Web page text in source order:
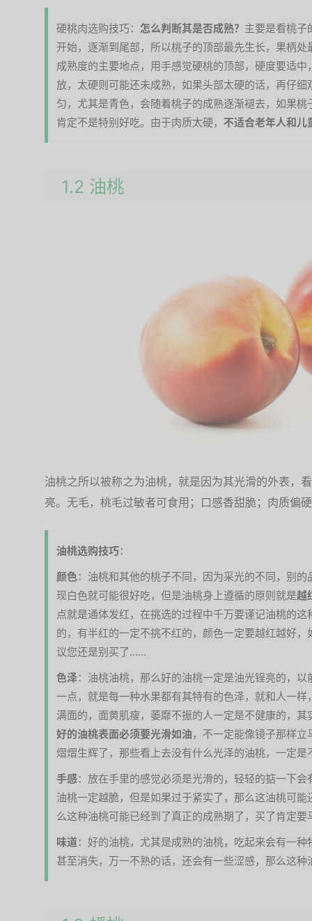
硬桃肉选购技巧： 怎么判断其是否成熟？ 主要是看桃子
开始，逐渐到尾部，所以桃子的顶部最先生长，果柄
成熟度的主要地点，用手感觉硬桃的顶部，硬度要适
放，太硬则可能还未成熟，如果头部太硬的话，再仔
匀，尤其是青色，会随着桃子的成熟逐渐褪去，如果
肯定不是特别好吃。由于肉质太硬， 不适合老年人和儿
1.2 油桃
油桃之所以被称之为油桃，就是因为其光滑的外表，
亮。无毛，桃毛过敏者可食用；口感香甜脆；肉质偏
油桃选购技巧：
颜色：油桃和其他的桃子不同，因为采光的不同，别
现白色就可能很好吃，但是油桃身上遵循的原则就是越
点就是通体发红，在挑选的过程中千万要谨记油桃的
的，有半红的一定不挑不红的，颜色一定要越红越好
议您还是别买了……
色泽：油桃油桃，那么好的油桃一定是油光锃亮的，
一点，就是每一种水果都有其特有的色泽，就和人一
满面的，面黄肌瘦，萎靡不振的人一定是不健康的，
好的油桃表面必须要光滑如油，不一定能像镜子那样
熠熠生辉了，那些看上去没有什么光泽的油桃，一定是
手感：放在手里的感觉必须是光滑的，轻轻的掂一下
油桃一定越脆，但是如果过于紧实了，那么这油桃可
么这种油桃可能已经到了真正的成熟期了，买了肯定
味道：好的油桃，尤其是成熟的油桃，吃起来会有一
甚至消失，万一不熟的话，还会有一些涩感，那么这